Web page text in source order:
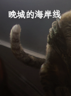
晚城的海岸线